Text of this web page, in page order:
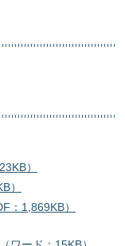
）
）
：1,869KB）